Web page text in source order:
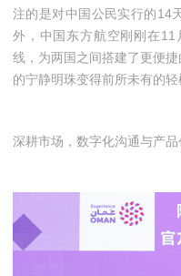
注的是对中国公民实行的14
外，中国东方航空刚刚在11
线，为两国之间搭建了更便
的宁静明珠变得前所未有的轻
深耕市场，数字化沟通与产